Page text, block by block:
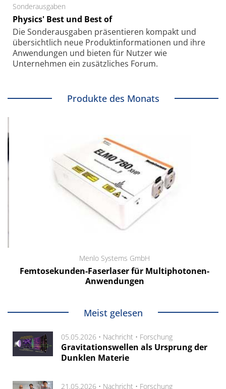
Sonderausgaben
Physics' Best und Best of
Die Sonder­ausgaben präsentieren kompakt und
übersichtlich neue Produkt­informationen und ihre
Anwendungen und bieten für Nutzer wie
Unternehmen ein zusätzliches Forum.
Produkte des Monats
Menlo Systems GmbH
Femtosekunden-Faserlaser für Multiphotonen-
Anwendungen
Meist gelesen
05.05.2026 • Nachricht • Forschung
Gravitationswellen als Ursprung der
Dunklen Materie
21.05.2026 • Nachricht • Forschung